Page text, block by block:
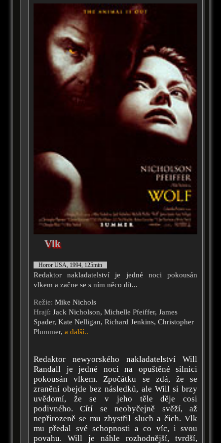
Vlk
Horor USA, 1994, 125min
Redaktor nakladatelství je jedné noci pokousán
vlkem a začne se s ním něco dít...
Režie: Mike Nichols
Hrají: Jack Nicholson, Michelle Pfeiffer, James
Spader, Kate Nelligan, Richard Jenkins, Christopher
Plummer, a další..
Redaktor newyorského nakladatelství Will
Randall je jedné noci na opuštěné silnici
pokousán vlkem. Zpočátku se zdá, že se
zranění obejde bez následků, ale Will si brzy
uvědomí, že se v jeho těle děje cosi
podivného. Cítí se neobyčejně svěží, až
nepřirozeně se mu zbystřil sluch a čich. Vlk
mu předal své schopnosti a co víc, i svou
povahu. Will je náhle rozhodnější, tvrdší,